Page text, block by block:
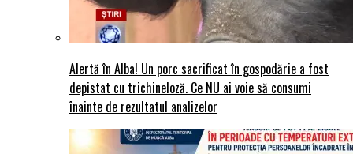
Alertă în Alba! Un porc sacrificat în gospodărie a fost
depistat cu trichineloză. Ce NU ai voie să consumi
înainte de rezultatul analizelor